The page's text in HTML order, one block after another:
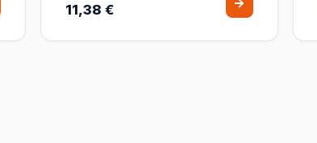
11,38 €